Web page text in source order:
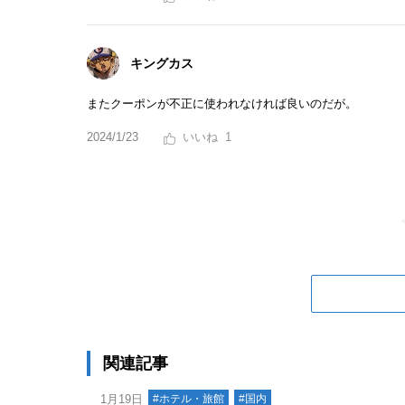
キングカス
またクーポンが不正に使われなければ良いのだが。
2024/1/23 1
＜
関連記事
1月19日 #ホテル・旅館
#国内